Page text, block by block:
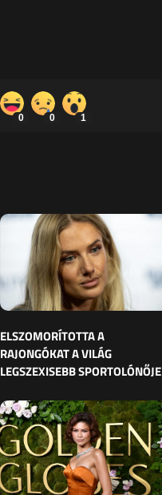
0 0 1
ELSZOMORÍTOTTA A
RAJONGÓKAT A VILÁG
LEGSZEXISEBB SPORTOLÓNŐJE